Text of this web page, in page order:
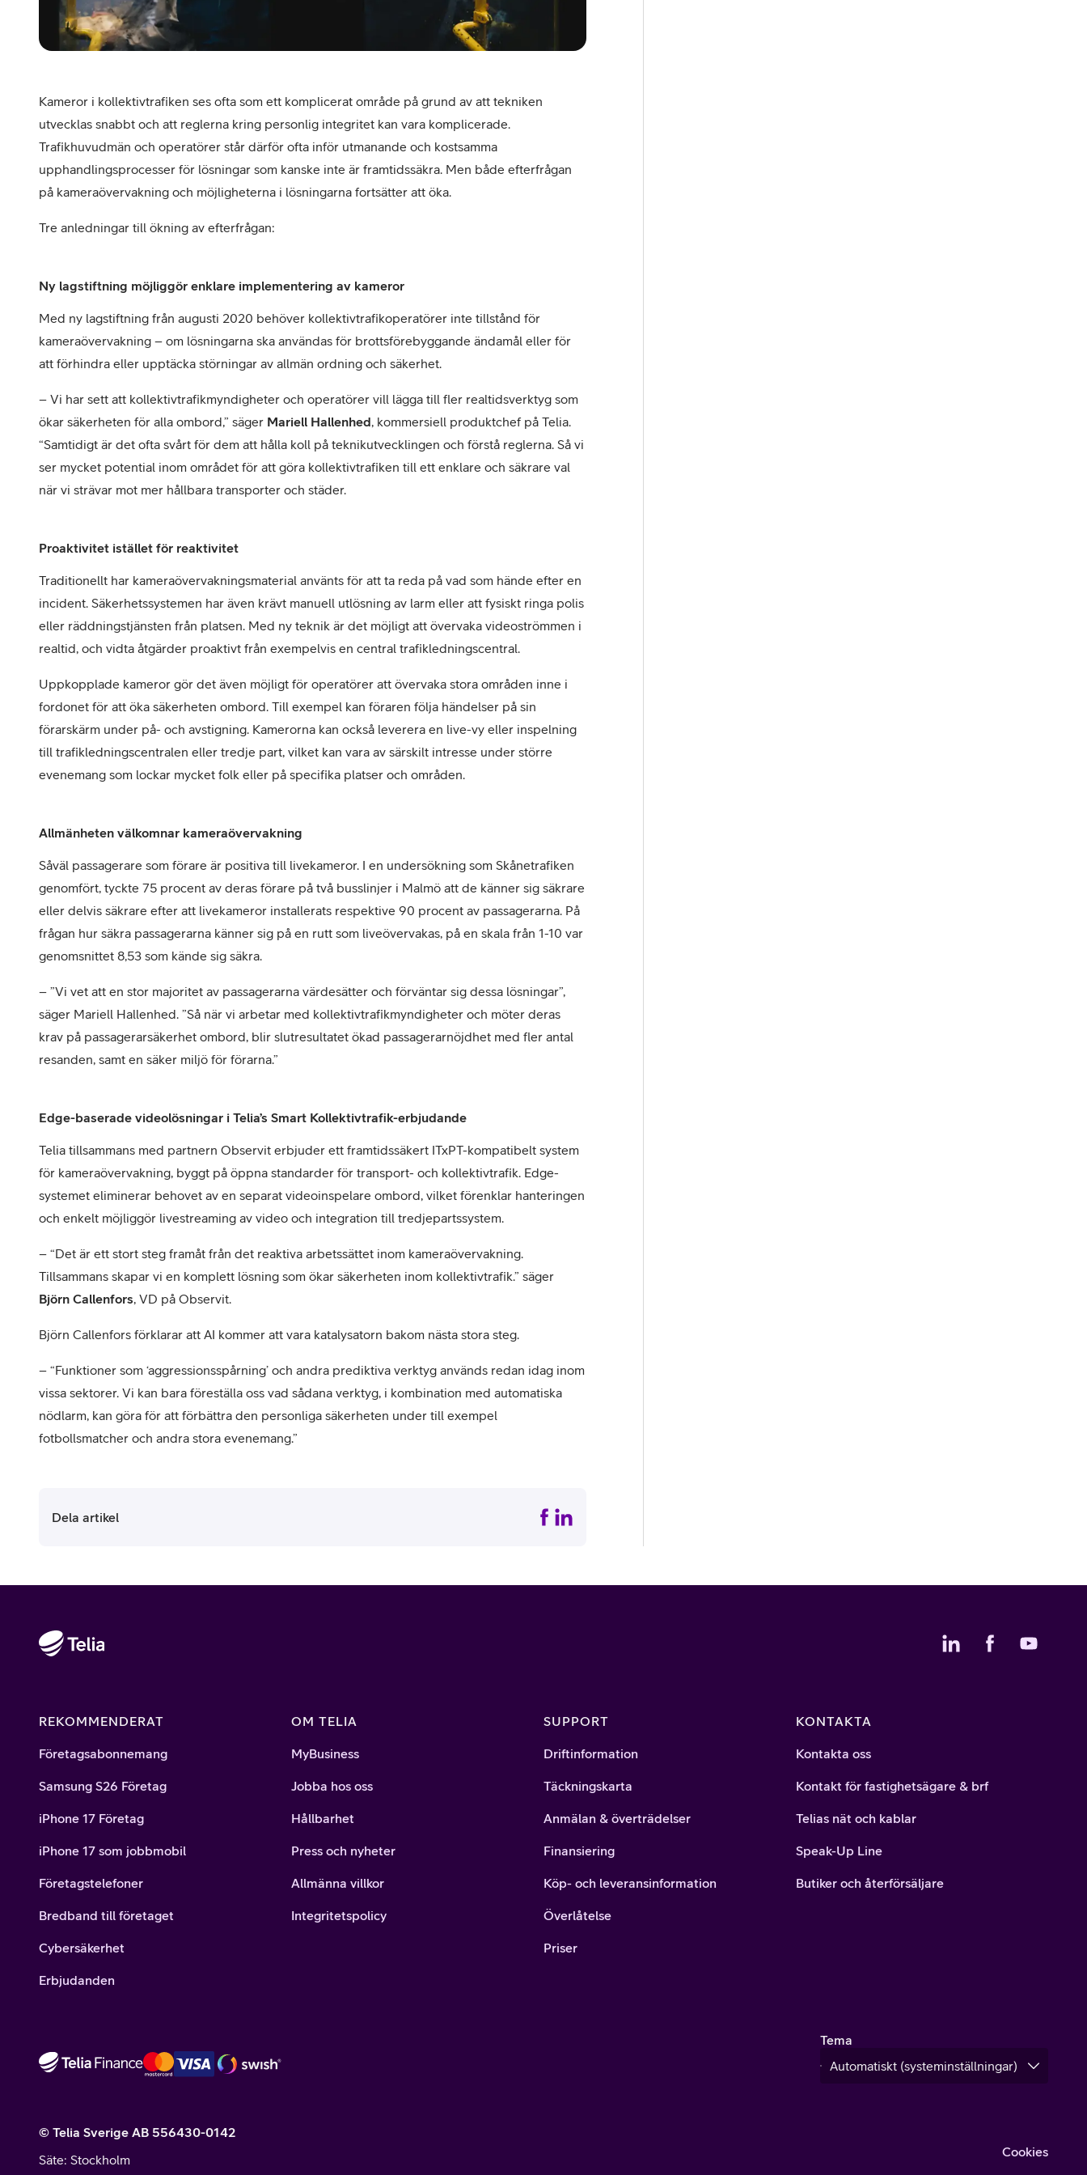
Kameror i kollektivtrafiken ses ofta som ett komplicerat område på grund av att tekniken
utvecklas snabbt och att reglerna kring personlig integritet kan vara komplicerade.
Trafikhuvudmän och operatörer står därför ofta inför utmanande och kostsamma
upphandlingsprocesser för lösningar som kanske inte är framtidssäkra. Men både efterfrågan
på kameraövervakning och möjligheterna i lösningarna fortsätter att öka.
Tre anledningar till ökning av efterfrågan:
Ny lagstiftning möjliggör enklare implementering av kameror
Med ny lagstiftning från augusti 2020 behöver kollektivtrafikoperatörer inte tillstånd för
kameraövervakning – om lösningarna ska användas för brottsförebyggande ändamål eller för
att förhindra eller upptäcka störningar av allmän ordning och säkerhet.
– Vi har sett att kollektivtrafikmyndigheter och operatörer vill lägga till fler realtidsverktyg som
ökar säkerheten för alla ombord,” säger Mariell Hallenhed, kommersiell produktchef på Telia.
“Samtidigt är det ofta svårt för dem att hålla koll på teknikutvecklingen och förstå reglerna. Så vi
ser mycket potential inom området för att göra kollektivtrafiken till ett enklare och säkrare val
när vi strävar mot mer hållbara transporter och städer.
Proaktivitet istället för reaktivitet
Traditionellt har kameraövervakningsmaterial använts för att ta reda på vad som hände efter en
incident. Säkerhetssystemen har även krävt manuell utlösning av larm eller att fysiskt ringa polis
eller räddningstjänsten från platsen. Med ny teknik är det möjligt att övervaka videoströmmen i
realtid, och vidta åtgärder proaktivt från exempelvis en central trafikledningscentral.
Uppkopplade kameror gör det även möjligt för operatörer att övervaka stora områden inne i
fordonet för att öka säkerheten ombord. Till exempel kan föraren följa händelser på sin
förarskärm under på- och avstigning. Kamerorna kan också leverera en live-vy eller inspelning
till trafikledningscentralen eller tredje part, vilket kan vara av särskilt intresse under större
evenemang som lockar mycket folk eller på specifika platser och områden.
Allmänheten välkomnar kameraövervakning
Såväl passagerare som förare är positiva till livekameror. I en undersökning som Skånetrafiken
genomfört, tyckte 75 procent av deras förare på två busslinjer i Malmö att de känner sig säkrare
eller delvis säkrare efter att livekameror installerats respektive 90 procent av passagerarna. På
frågan hur säkra passagerarna känner sig på en rutt som liveövervakas, på en skala från 1-10 var
genomsnittet 8,53 som kände sig säkra.
– ”Vi vet att en stor majoritet av passagerarna värdesätter och förväntar sig dessa lösningar”,
säger Mariell Hallenhed. ”Så när vi arbetar med kollektivtrafikmyndigheter och möter deras
krav på passagerarsäkerhet ombord, blir slutresultatet ökad passagerarnöjdhet med fler antal
resanden, samt en säker miljö för förarna.”
Edge-baserade videolösningar i Telia’s Smart Kollektivtrafik-erbjudande
Telia tillsammans med partnern Observit erbjuder ett framtidssäkert ITxPT-kompatibelt system
för kameraövervakning, byggt på öppna standarder för transport- och kollektivtrafik. Edge-
systemet eliminerar behovet av en separat videoinspelare ombord, vilket förenklar hanteringen
och enkelt möjliggör livestreaming av video och integration till tredjepartssystem.
– “Det är ett stort steg framåt från det reaktiva arbetssättet inom kameraövervakning.
Tillsammans skapar vi en komplett lösning som ökar säkerheten inom kollektivtrafik.” säger
Björn Callenfors, VD på Observit.
Björn Callenfors förklarar att AI kommer att vara katalysatorn bakom nästa stora steg.
– “Funktioner som ‘aggressionsspårning’ och andra prediktiva verktyg används redan idag inom
vissa sektorer. Vi kan bara föreställa oss vad sådana verktyg, i kombination med automatiska
nödlarm, kan göra för att förbättra den personliga säkerheten under till exempel
fotbollsmatcher och andra stora evenemang.”
Dela artikel
REKOMMENDERAT
Företagsabonnemang
Samsung S26 Företag
iPhone 17 Företag
iPhone 17 som jobbmobil
Företagstelefoner
Bredband till företaget
Cybersäkerhet
Erbjudanden
OM TELIA
MyBusiness
Jobba hos oss
Hållbarhet
Press och nyheter
Allmänna villkor
Integritetspolicy
SUPPORT
Driftinformation
Täckningskarta
Anmälan & överträdelser
Finansiering
Köp- och leveransinformation
Överlåtelse
Priser
KONTAKTA
Kontakta oss
Kontakt för fastighetsägare & brf
Telias nät och kablar
Speak-Up Line
Butiker och återförsäljare
Tema
© Telia Sverige AB 556430-0142
Säte: Stockholm
Cookies